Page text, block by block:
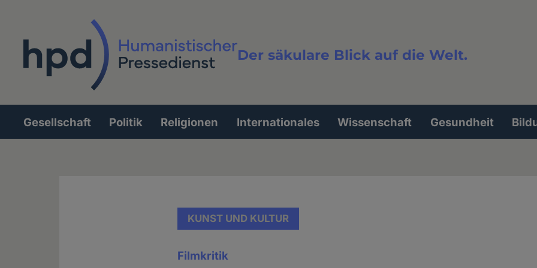
Der säkulare Blick auf die Welt.
Volltextsuche
Hauptnavigation
Gesellschaft Politik Religionen Internationales Wissenschaft Gesundheit
KUNST UND KULTUR
Filmkritik